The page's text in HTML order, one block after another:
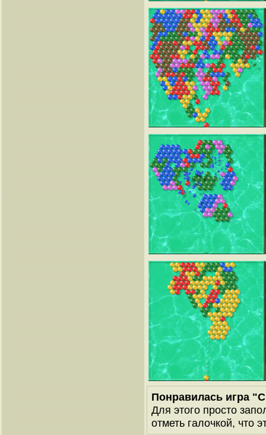
Понравилась игра
Для этого просто
отметь галочкой, что